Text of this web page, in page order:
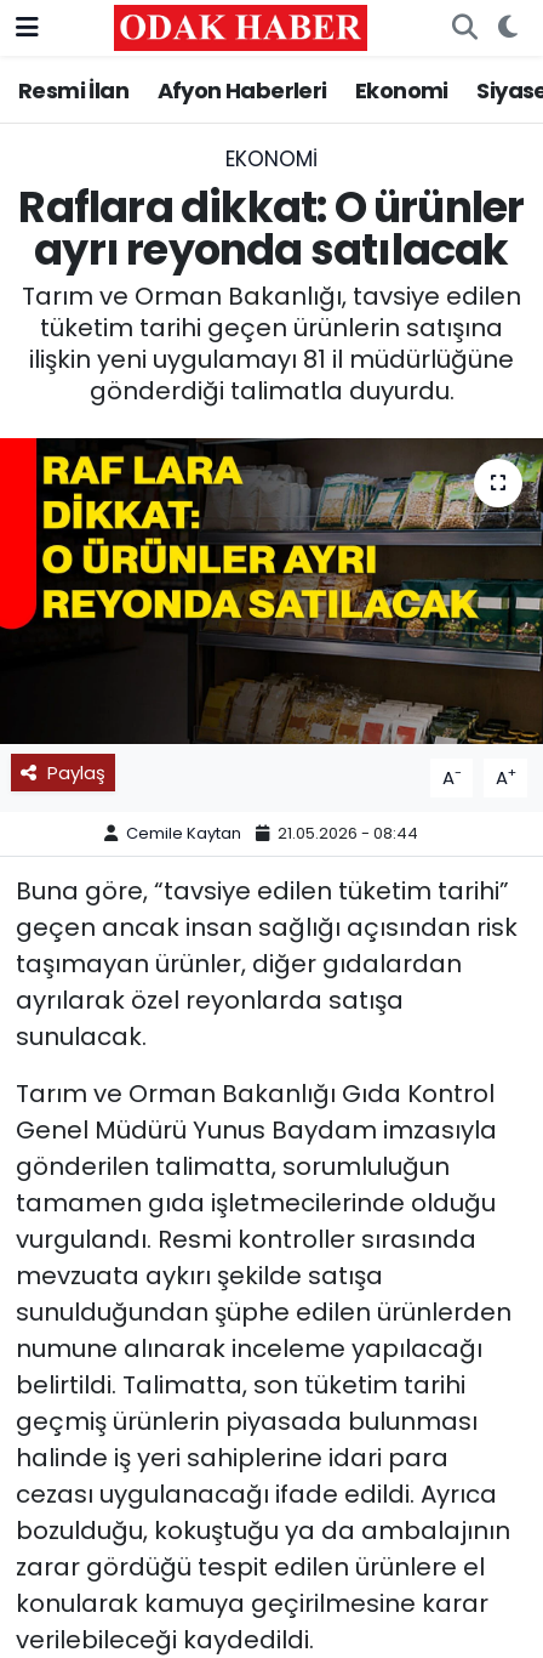
Resmi İlan Afyon Haberleri Ekonomi
EKONOMI
Raflara dikkat: O ürünler
ayrı reyonda satılacak
Tarım ve Orman Bakanlığı, tavsiye edilen
tüketim tarihi geçen ürünlerin satışına
ilişkin yeni uygulamayı 81 il müdürlüğüne
gönderdiği talimatla duyurdu.
Paylaş A- A+
Cemile Kaytan 21.05.2026 - 08:44
Buna göre, “tavsiye edilen tüketim tarihi”
geçen ancak insan sağlığı açısından risk
taşımayan ürünler, diğer gıdalardan
ayrılarak özel reyonlarda satışa
sunulacak.
Tarım ve Orman Bakanlığı Gıda Kontrol
Genel Müdürü Yunus Baydam imzasıyla
gönderilen talimatta, sorumluluğun
tamamen gıda işletmecilerinde olduğu
vurgulandı. Resmi kontroller sırasında
mevzuata aykırı şekilde satışa
sunulduğundan şüphe edilen ürünlerden
numune alınarak inceleme yapılacağı
belirtildi. Talimatta, son tüketim tarihi
geçmiş ürünlerin piyasada bulunması
halinde iş yeri sahiplerine idari para
cezası uygulanacağı ifade edildi. Ayrıca
bozulduğu, kokuştuğu ya da ambalajının
zarar gördüğü tespit edilen ürünlere el
konularak kamuya geçirilmesine karar
verilebileceği kaydedildi.
AFYONKARAHİSAR HABERLERİ
ASAYİŞ
GÜNCEL
SİYASET
EĞİTİM
MAGAZİN
SAĞLIK
SPOR
Nöbetçi Eczaneler
Trafik Durumu
Süper Lig Puan Durumu ve Fikstür
Tüm Manşetler
Son Dakika Haberleri
Haber Arşivi